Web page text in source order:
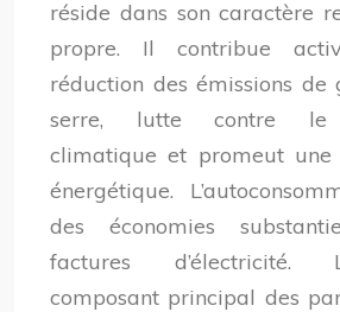
réside dans son caractère
propre. Il contribue
réduction des émissions
serre, lutte contre le
climatique et promeut une
énergétique.
des économies
factures d’électricité.
composant principal des